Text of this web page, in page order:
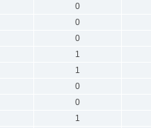
0
0
0
1
1
0
0
1